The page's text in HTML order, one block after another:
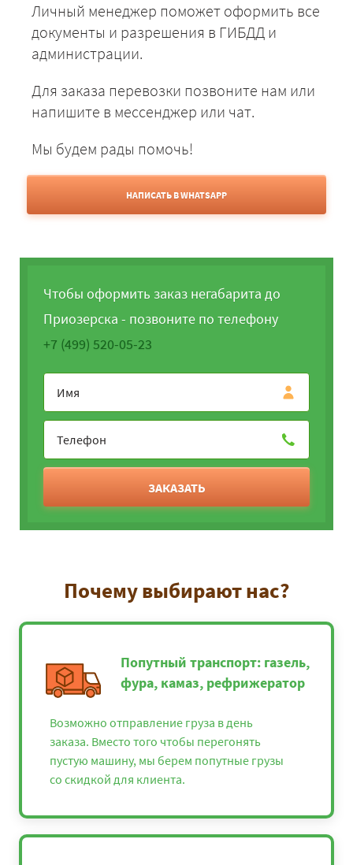
Личный менеджер поможет оформить все
документы и разрешения в ГИБДД и
администрации.
Для заказа перевозки позвоните нам или
напишите в мессенджер или чат.
Мы будем рады помочь!
НАПИСАТЬ В WHATSAPP
Чтобы оформить заказ негабарита до
Приозерска - позвоните по телефону
+7 (499) 520-05-23
ЗАКАЗАТЬ
Почему выбирают нас?
Попутный транспорт: газель,
фура, камаз, рефрижератор
Возможно отправление груза в день
заказа. Вместо того чтобы перегонять
пустую машину, мы берем попутные грузы
со скидкой для клиента.